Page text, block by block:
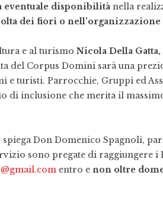
eventuale disponibilità nella
dei fiori o nell’organizzazione
e al turismo Nicola Della Gatta,
del Corpus Domini sarà una
e turisti. Parrocchie, Gruppi ed
di inclusione che merita il
spiega Don Domenico Spagnoli,
sono pregate di raggiungere
entro e non oltre